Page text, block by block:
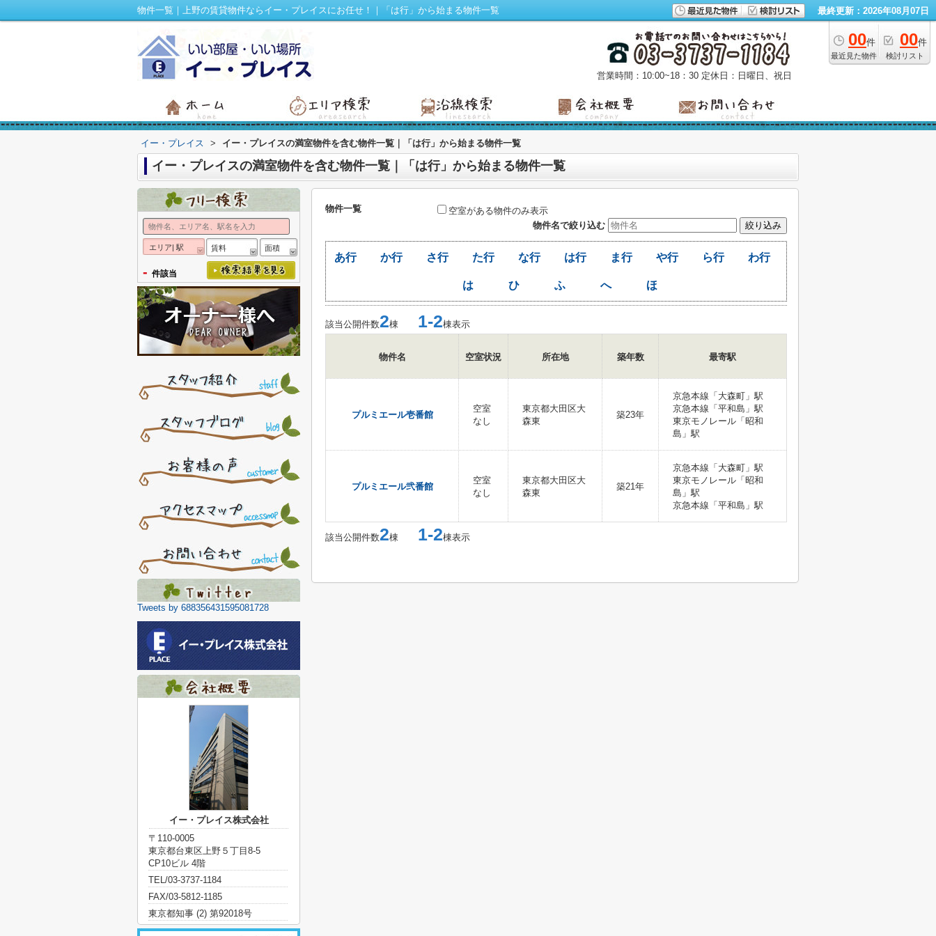
物件一覧｜上野の賃貸物件ならイー・プレイスにお任せ！｜「は行」から始まる物件一覧 最終更新：2026年08月07日
00件
最近見た物件
00件
検討リスト
営業時間：10:00~18：30 定休日：日曜日、祝日
イー・プレイス > イー・プレイスの満室物件を含む物件一覧｜「は行」から始まる物件一覧
イー・プレイスの満室物件を含む物件一覧｜「は行」から始まる物件一覧
物件一覧
空室がある物件のみ表示
物件名で絞り込む
あ行 か行 さ行 た行 な行 は行 ま行 や行 ら行 わ行
は ひ ふ へ ほ
該当公開件数2棟 1-2棟表示
物件名 空室状況 所在地 築年数 最寄駅
プルミエール壱番館
空室
なし
東京都大田区大
森東
築23年
京急本線「大森町」駅
京急本線「平和島」駅
東京モノレール「昭和
島」駅
プルミエール弐番館
空室
なし
東京都大田区大
森東
築21年
京急本線「大森町」駅
東京モノレール「昭和
島」駅
京急本線「平和島」駅
該当公開件数2棟 1-2棟表示
エリア| 駅 賃料 面積
- 件該当
Tweets by 688356431595081728
イー・プレイス株式会社
〒110-0005
東京都台東区上野５丁目8-5
CP10ビル 4階
TEL/03-3737-1184
FAX/03-5812-1185
東京都知事 (2) 第92018号